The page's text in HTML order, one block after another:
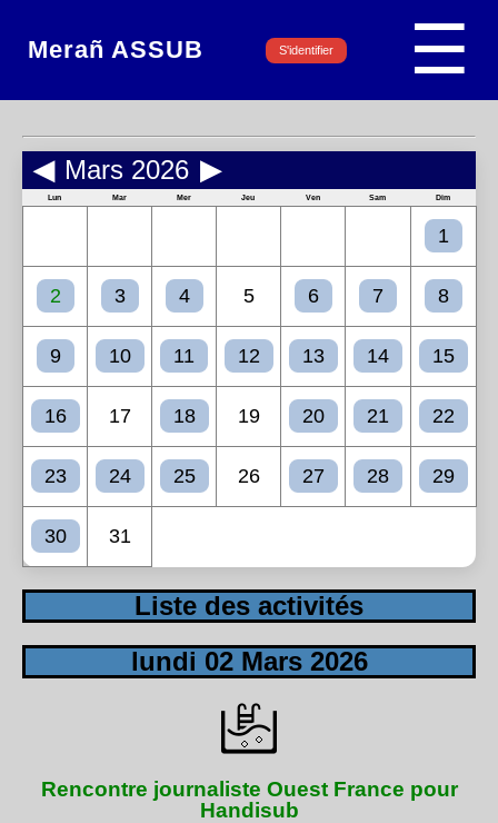
Merañ ASSUB S'identifier ☰
◀ Mars 2026 ▶
Lun Mar Mer Jeu Ven Sam Dim
1
2 3 4 5 6 7 8
9 10 11 12 13 14 15
16 17 18 19 20 21 22
23 24 25 26 27 28 29
30 31
Liste des activités
lundi 02 Mars 2026
Rencontre journaliste Ouest France pour
Handisub